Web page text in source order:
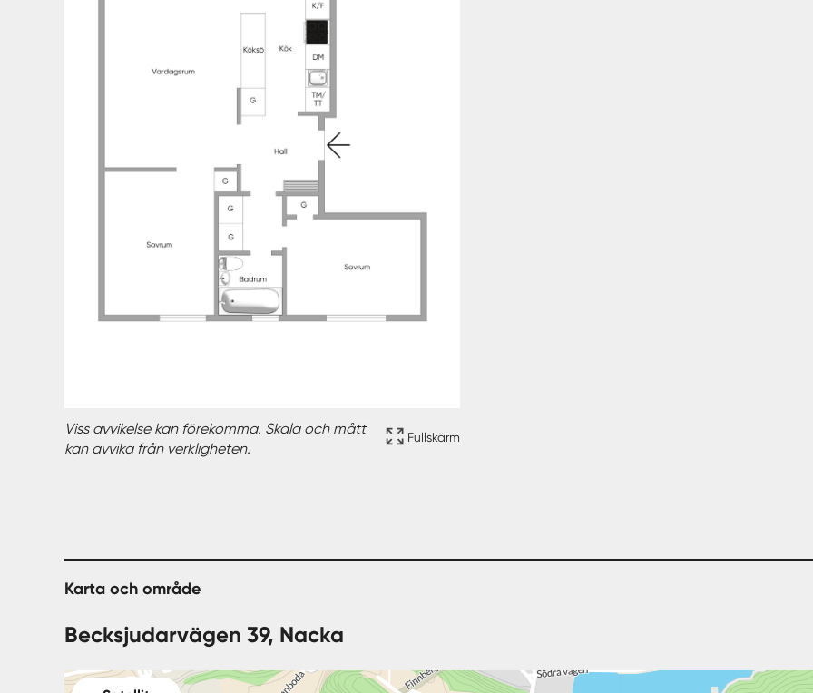
Viss avvikelse kan förekomma. Skala och mått
kan avvika från verkligheten.
Fullskärm
Karta och område
Becksjudarvägen 39, Nacka